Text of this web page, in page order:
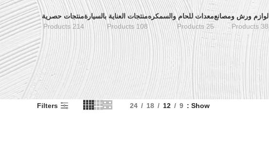
لوازم ورش ومصانع
38 Products
معدات للحام والسمكره
25 Products
منتجات العناية بالسيارة
108 Products
منتجات حصرية
214 Products
Show
9
12
18
24
Filters